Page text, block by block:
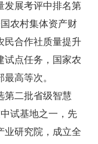
发展考评中排名第
农村集体资产财
民合作社质量提升
试点任务，国家农
高等次。
第二批省级智慧
试基地之一，先
业研究院，成立全